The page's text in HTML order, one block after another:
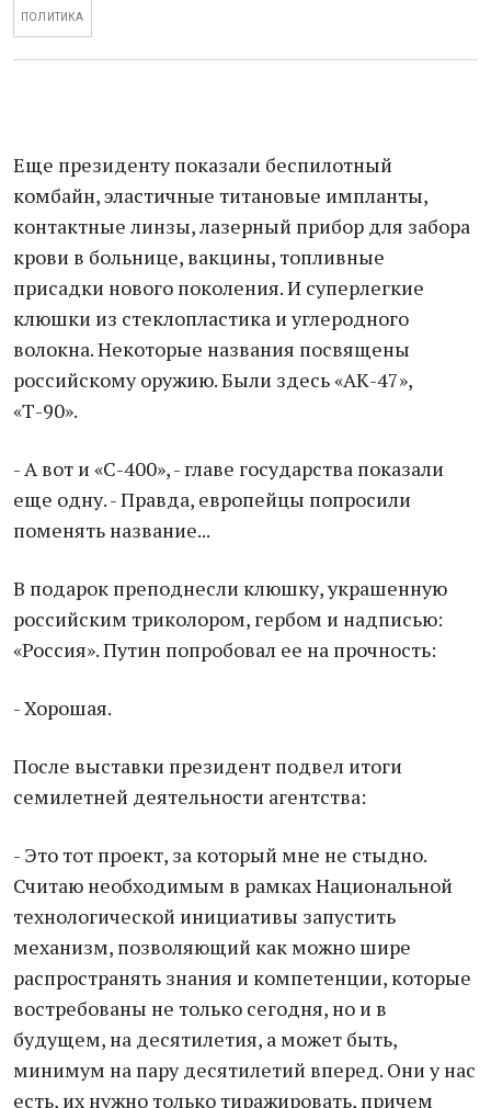
ПОЛИТИКА
Еще президенту показали беспилотный
комбайн, эластичные титановые импланты,
контактные линзы, лазерный прибор для забора
крови в больнице, вакцины, топливные
присадки нового поколения. И суперлегкие
клюшки из стеклопластика и углеродного
волокна. Некоторые названия посвящены
российскому оружию. Были здесь «АК-47»,
«Т-90».
- А вот и «С-400», - главе государства показали
еще одну. - Правда, европейцы попросили
поменять название...
В подарок преподнесли клюшку, украшенную
российским триколором, гербом и надписью:
«Россия». Путин попробовал ее на прочность:
- Хорошая.
После выставки президент подвел итоги
семилетней деятельности агентства:
- Это тот проект, за который мне не стыдно.
Считаю необходимым в рамках Национальной
технологической инициативы запустить
механизм, позволяющий как можно шире
распространять знания и компетенции, которые
востребованы не только сегодня, но и в
будущем, на десятилетия, а может быть,
минимум на пару десятилетий вперед. Они у нас
есть, их нужно только тиражировать, причем